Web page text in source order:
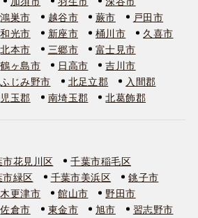
鴻巣市 越谷市 蕨市
戸田市
和光市 新座市 桶川市
久喜市
北本市 三郷市
富士見市
鶴ヶ島市 日高市
吉川市
ふじみ野市 北足立郡
入間郡
児玉郡 南埼玉郡 北葛飾郡
市花見川区
千葉市稲毛区
市緑区 千葉市美浜区
銚子市
木更津市 館山市
野田市
佐倉市 東金市 旭市
習志野市